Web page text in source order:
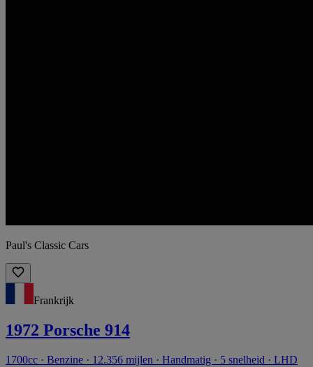
Paul's Classic Cars
Frankrijk
1972 Porsche 914
1700cc · Benzine · 12.356 mijlen · Handmatig · 5 snelheid · LHD